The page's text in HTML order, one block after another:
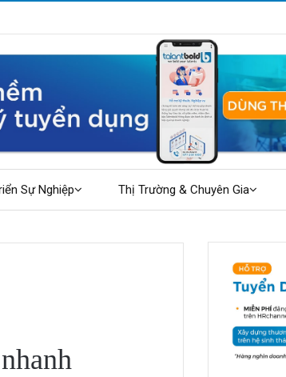
Sự Nghiệp Thị Trường & Chuyên Gia